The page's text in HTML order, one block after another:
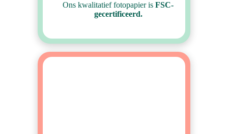
Ons kwalitatief fotopapier is FSC-
gecertificeerd.